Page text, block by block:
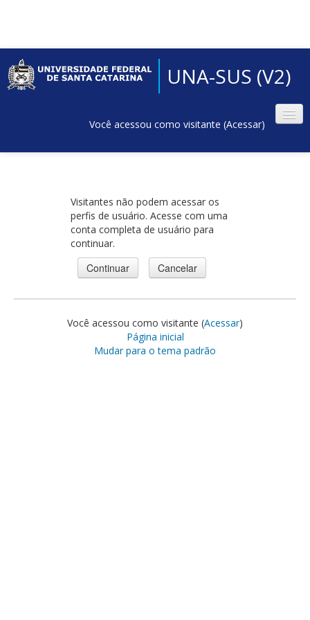
UNA-SUS (V2)
Você acessou como visitante (Acessar)
Visitantes não podem acessar os
perfis de usuário. Acesse com uma
conta completa de usuário para
continuar.
Você acessou como visitante (Acessar)
Página inicial
Mudar para o tema padrão